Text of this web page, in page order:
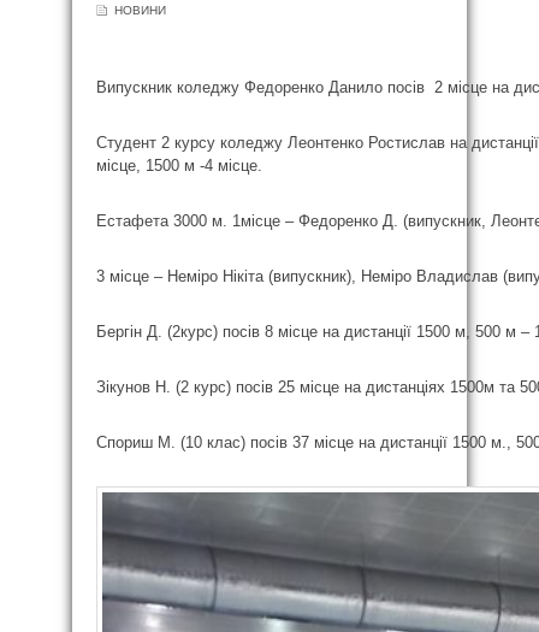
НОВИНИ
Випускник коледжу Федоренко Данило посів 2 місце на
Студент 2 курсу коледжу Леонтенко Ростислав на
місце, 1500 м -4 місце.
Естафета 3000 м. 1місце – Федоренко Д. (випускник,
3 місце – Неміро Нікіта (випускник), Неміро Владислав
Бергін Д. (2курс) посів 8 місце на дистанції 1500 м, 500 м
Зікунов Н. (2 курс) посів 25 місце на дистанціях 1500м та
Спориш М. (10 клас) посів 37 місце на дистанції 1500 м.,